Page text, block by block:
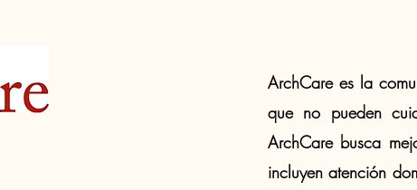
ArchCare es la
que no pueden
ArchCare busca
incluyen atención